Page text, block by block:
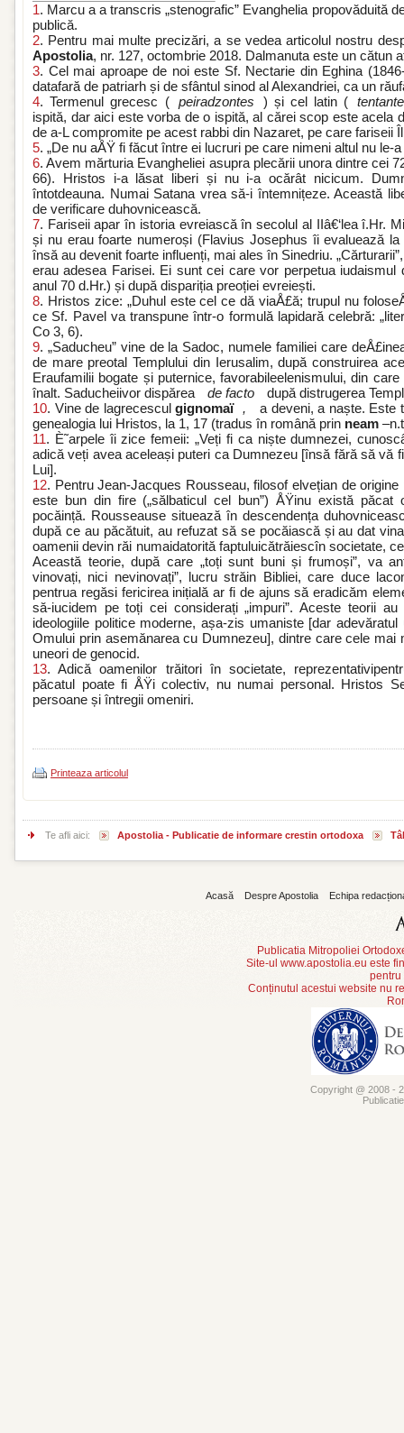
1. Marcu a a transcris „stenografic” Evanghelia propovăduită
publică.
2. Pentru mai multe precizări, a se vedea articolul nostru
Apostolia, nr. 127, octombrie 2018. Dalmanuta este un cătun
3. Cel mai aproape de noi este Sf. Nectarie din Eghina
datafară de patriarh și de sfântul sinod al Alexandriei, ca un
4. Termenul grecesc ( peiradzontes ) și cel latin (
ispită, dar aici este vorba de o ispită, al cărei scop este acela
de a-L compromite pe acest rabbi din Nazaret, pe care fariseii
5. „De nu aÅŸ fi făcut între ei lucruri pe care nimeni altul nu le-
6. Avem mărturia Evangheliei asupra plecării unora dintre cei
66). Hristos i-a lăsat liberi și nu i-a ocărât nicicum.
întotdeauna. Numai Satana vrea să-i întemnițeze. Această
de verificare duhovnicească.
7. Fariseii apar în istoria evreiască în secolul al IIâ€‘lea î.Hr.
și nu erau foarte numeroși (Flavius Josephus îi evaluează
însă au devenit foarte influenți, mai ales în Sinedriu.
erau adesea Farisei. Ei sunt cei care vor perpetua iudaismul
anul 70 d.Hr.) și după dispariția preoției evreiești.
8. Hristos zice: „Duhul este cel ce dă viaÅ£ă; trupul nu
ce Sf. Pavel va transpune într-o formulă lapidară celebră:
Co 3, 6).
9. „Saducheu” vine de la Sadoc, numele familiei care
de mare preotal Templului din Ierusalim, după construirea
Eraufamilii bogate și puternice, favorabileelenismului, din
înalt. Saducheiivor dispărea
de facto
după distrugerea
10. Vine de lagrecesculgignomaï ,
a deveni, a naște. Este
genealogia lui Hristos, la 1, 17 (tradus în română prin neam
11. È˜arpele îi zice femeii: „Veți fi ca niște dumnezei,
adică veți avea aceleași puteri ca Dumnezeu [însă fără să vă
Lui].
12. Pentru Jean-Jacques Rousseau, filosof elvețian de
este bun din fire („sălbaticul cel bun”) ÅŸinu există păcat
pocăință. Rousseause situează în descendența
după ce au păcătuit, au refuzat să se pocăiască și au dat
oamenii devin răi numaidatorită faptuluicătrăiescîn societate,
Această teorie, după care „toți sunt buni și frumoși”, va
vinovați, nici nevinovați”, lucru străin Bibliei, care duce
pentrua regăsi fericirea inițială ar fi de ajuns să eradicăm
să-iucidem pe toți cei considerați „impuri”. Aceste teorii
ideologiile politice moderne, așa-zis umaniste [dar
Omului prin asemănarea cu Dumnezeu], dintre care cele mai
uneori de genocid.
13. Adică oamenilor trăitori în societate,
păcatul poate fi ÅŸi colectiv, nu numai personal. Hristos
persoane și întregii omeniri.
Printeaza articolul
Te afli aici: Apostolia - Publicatie de informare crestin ortodoxa
Acasă Despre Apostolia Echipa
Publicatia Mitropoliei
Site-ul www.apostolia.eu este
pentru
Conținutul acestui website nu
Copyright @ 2008 -